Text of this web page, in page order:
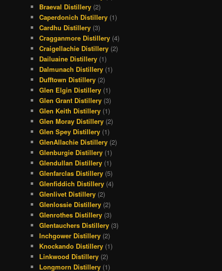
Braeval Distillery (2)
Caperdonich Distillery (1)
Cardhu Distillery (3)
Cragganmore Distillery (4)
Craigellachie Distillery (2)
Dailuaine Distillery (1)
Dalmunach Distillery (1)
Dufftown Distillery (2)
Glen Elgin Distillery (1)
Glen Grant Distillery (3)
Glen Keith Distillery (1)
Glen Moray Distillery (2)
Glen Spey Distillery (1)
GlenAllachie Distillery (2)
Glenburgie Distillery (1)
Glendullan Distillery (1)
Glenfarclas Distillery (5)
Glenfiddich Distillery (4)
Glenlivet Distillery (2)
Glenlossie Distillery (2)
Glenrothes Distillery (3)
Glentauchers Distillery (3)
Inchgower Distillery (2)
Knockando Distillery (1)
Linkwood Distillery (2)
Longmorn Distillery (1)